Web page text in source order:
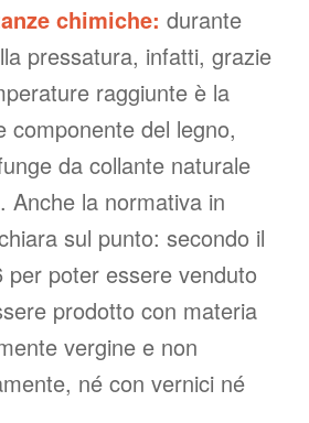
chimiche: durante
pressatura, infatti, grazie
raggiunte è la
componente del legno,
da collante naturale
Anche la normativa in
sul punto: secondo il
per poter essere venduto
prodotto con materia
vergine e non
né con vernici né